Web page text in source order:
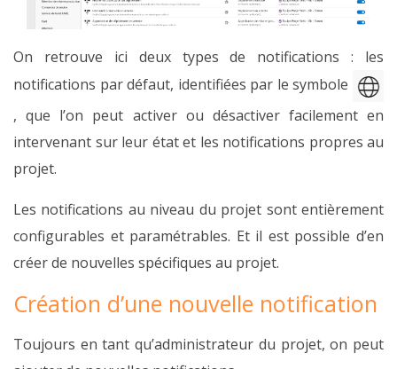
On retrouve ici deux types de notifications : les
notifications par défaut, identifiées par le symbole
, que l’on peut activer ou désactiver facilement en
intervenant sur leur état et les notifications propres au
projet.
Les notifications au niveau du projet sont entièrement
configurables et paramétrables. Et il est possible d’en
créer de nouvelles spécifiques au projet.
Création d’une nouvelle notification
Toujours en tant qu’administrateur du projet, on peut